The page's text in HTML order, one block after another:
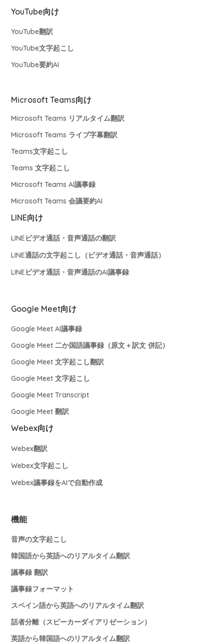
YouTube向け
YouTube翻訳
YouTube文字起こし
YouTube要約AI
Microsoft Teams向け
Microsoft Teams リアルタイム翻訳
Microsoft Teams ライブ字幕翻訳
Teams文字起こし
Teams 文字起こし
Microsoft Teams AI議事録
Microsoft Teams 会議要約AI
LINE向け
LINEビデオ通話・音声通話の翻訳
LINE通話の文字起こし（ビデオ通話・音声通話）
LINEビデオ通話・音声通話のAI議事録
Google Meet向け
Google Meet AI議事録
Google Meet 二か国語議事録（原文＋訳文 併記）
Google Meet 文字起こし翻訳
Google Meet 文字起こし
Google Meet Transcript
Google Meet 翻訳
Webex向け
Webex翻訳
Webex文字起こし
Webex議事録をAIで自動作成
機能
音声の文字起こし
韓国語から英語へのリアルタイム翻訳
議事録 翻訳
議事録フォーマット
スペイン語から英語へのリアルタイム翻訳
話者分離（スピーカーダイアリゼーション）
英語から韓国語へのリアルタイム翻訳